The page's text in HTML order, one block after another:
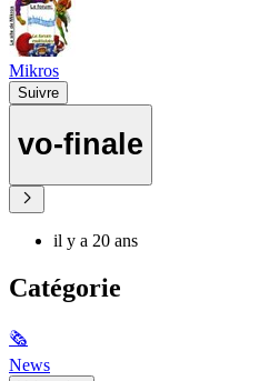
Mikros
Suivre
vo-finale
il y a 20 ans
Catégorie
🗞
News